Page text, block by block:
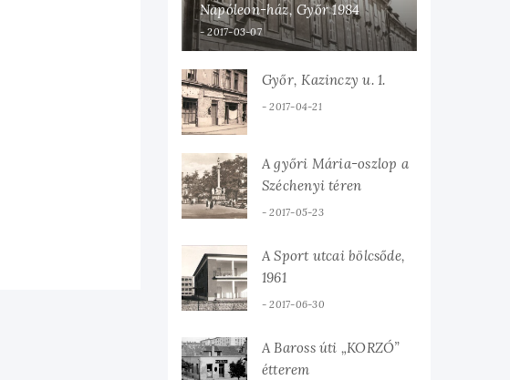
Napóleon-ház, Győr 1984
2017-03-07
Győr, Kazinczy u. 1.
2017-04-21
A győri Mária-oszlop a
Széchenyi téren
2017-05-23
A Sport utcai bölcsőde,
1961
2017-06-30
A Baross úti „KORZÓ”
étterem